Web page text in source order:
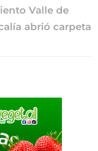
Valle de
abrió carpeta